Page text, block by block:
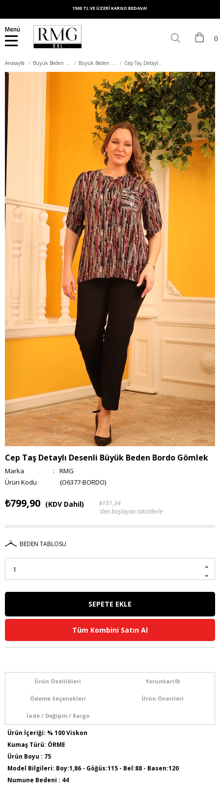
1500 TL VE ÜZERİ KARGO BEDAVA!
Menü
Anasayfa Büyük Beden Üst Giyim Büyük Beden Gömlek Cep Taş Detaylı Desenli Büyük Beden Bordo Gömlek
Cep Taş Detaylı Desenli Büyük Beden Bordo Gömlek
Marka :
RMG
(O6377-BORDO)
₺799,90 (KDV Dahil)
₺151,34
'den başlayan taksitlerle
BEDEN TABLOSU
Tüm Kombini Satın Al
Ürün Özellikleri Yorumlar(0)
Ödeme Seçenekleri Ürün Önerileri
İade / Değişim / Kargo
Ürün İçeriği: % 100 Viskon
Kumaş Türü: ÖRME
Ürün Boyu : 75
Model Bilgileri: Boy:1,86 - Göğüs:115 - Bel:88 - Basen:120
Numune Bedeni : 44